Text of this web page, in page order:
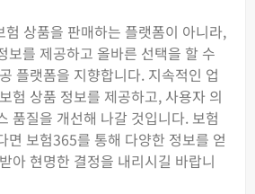
상품을 판매하는 플랫폼이 아니라,
보를 제공하고 올바른 선택을 할 수
플랫폼을 지향합니다. 지속적인 업
험 상품 정보를 제공하고, 사용자 의
품질을 개선해 나갈 것입니다. 보험
면 보험365를 통해 다양한 정보를 얻
아 현명한 결정을 내리시길 바랍니